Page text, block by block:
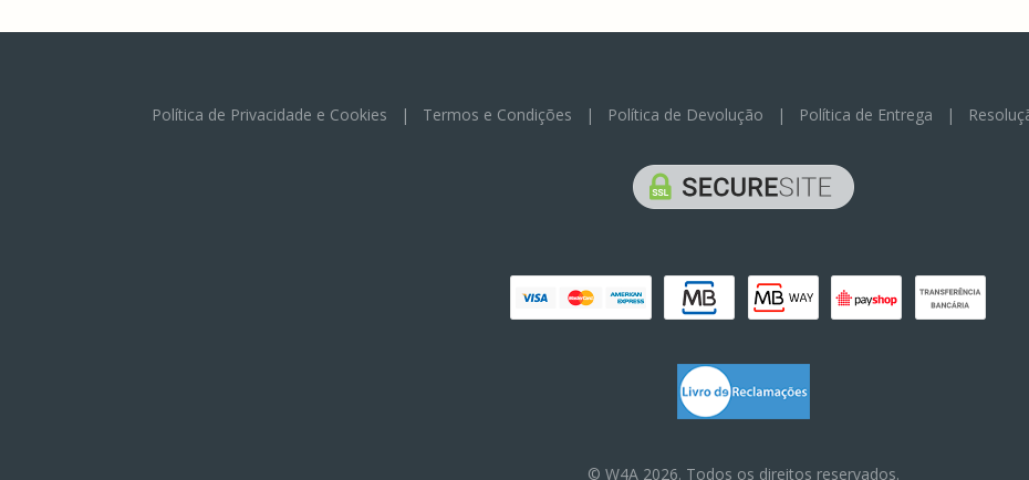
Política de Privacidade e Cookies | Termos e Condições | Política de Devolução | Política de Entrega |
© W4A 2026. Todos os direitos reservados.